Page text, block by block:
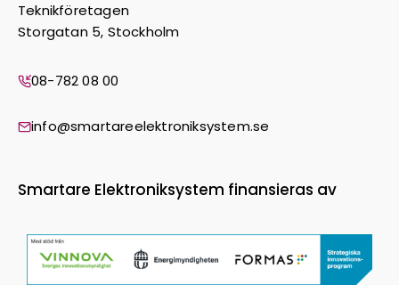
Teknikföretagen
Storgatan 5, Stockholm
08-782 08 00
info@smartareelektroniksystem.se
Smartare Elektroniksystem finansieras av